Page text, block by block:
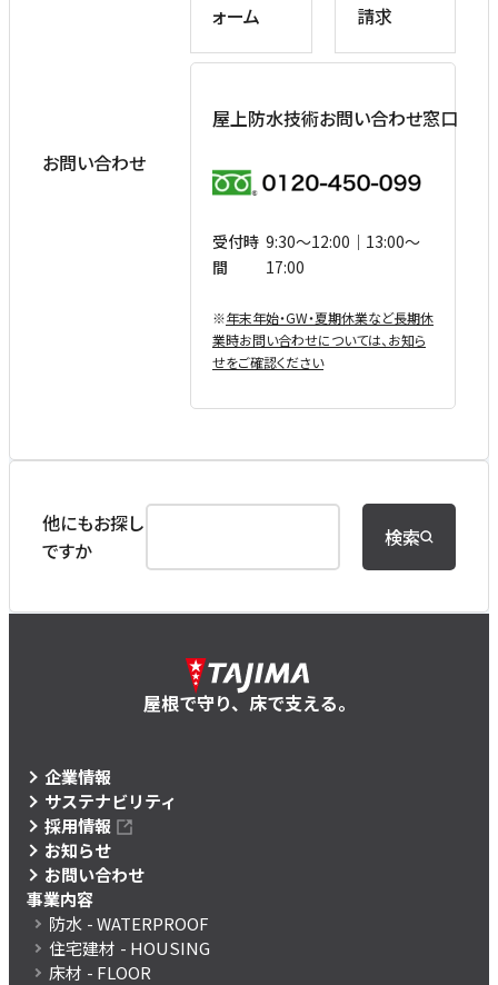
お問い合わせ
ォーム
請求
屋上防水技術お問い合わせ窓口
受付時
間
9:30〜12:00｜13:00〜
17:00
※年末年始・GW・夏期休業など⻑期休
業時お問い合わせについては、お知ら
せをご確認ください
他にもお探し
ですか
検索
屋根で守り、床で支える。
企業情報
サステナビリティ
採用情報
お知らせ
お問い合わせ
事業内容
防水 - WATERPROOF
住宅建材 - HOUSING
床材 - FLOOR